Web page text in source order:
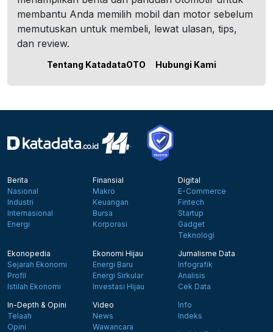
membantu Anda memilih mobil dan motor sebelum
memutuskan untuk membeli, lewat ulasan, tips,
dan review.
Tentang KatadataOTO Hubungi Kami
Berita
Nasional
Industri
Internasional
Energi
Finansial
Makro
Keuangan
Bursa
Korporasi
Digital
E-Commerce
Fintech
Startup
Gadget
Teknologi
Ekonopedia
Sejarah Ekonomi
Profil
Istilah Ekonomi
Ekonomi Hijau
Energi Baru
Energi Sirkular
Investasi Hijau
Jurnalisme Data
Infografik
Analisis
Cek Data
In-Depth & Opini
Telaah
Opini
Video
News
Wawancara
Info
Indeks